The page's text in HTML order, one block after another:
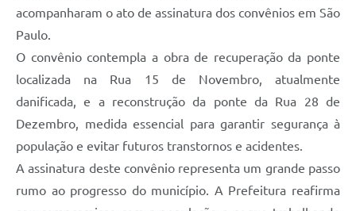
acompanharam o ato de assinatura dos convênios em São
Paulo.
O convênio contempla a obra de recuperação da ponte
localizada na Rua 15 de Novembro, atualmente
danificada, e a reconstrução da ponte da Rua 28 de
Dezembro, medida essencial para garantir segurança à
população e evitar futuros transtornos e acidentes.
A assinatura deste convênio representa um grande passo
rumo ao progresso do município. A Prefeitura reafirma